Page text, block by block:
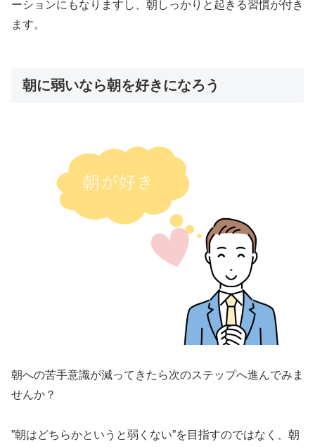
ーションにもなりますし、朝しっかりと起きる習慣が付き
ます。
朝に弱いなら朝を好きになろう
朝への苦手意識が減ってきたら次のステップへ進んでみま
せんか？
”朝はどちらかというと弱くない”を目指すのではなく、朝